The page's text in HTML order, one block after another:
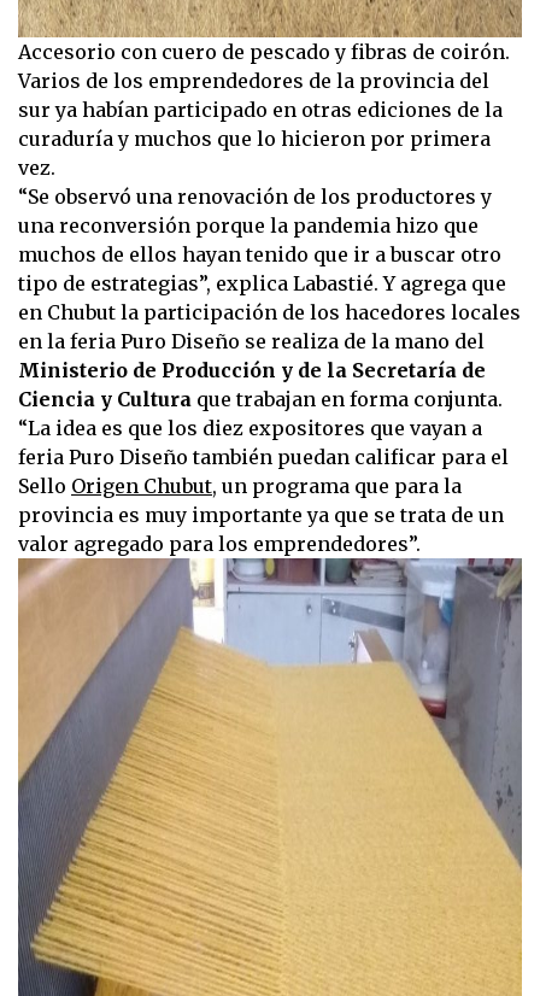
Accesorio con cuero de pescado y fibras de coirón.
Varios de los emprendedores de la provincia del
sur ya habían participado en otras ediciones de la
curaduría y muchos que lo hicieron por primera
vez.
“Se observó una renovación de los productores y
una reconversión porque la pandemia hizo que
muchos de ellos hayan tenido que ir a buscar otro
tipo de estrategias”, explica Labastié. Y agrega que
en Chubut la participación de los hacedores locales
en la feria Puro Diseño se realiza de la mano del
Ministerio de Producción y de la Secretaría de
Ciencia y Cultura que trabajan en forma conjunta.
“La idea es que los diez expositores que vayan a
feria Puro Diseño también puedan calificar para el
Sello Origen Chubut, un programa que para la
provincia es muy importante ya que se trata de un
valor agregado para los emprendedores”.